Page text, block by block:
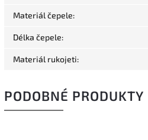
Materiál čepele:
Délka čepele:
Materiál rukojeti:
PODOBNÉ PRODUKTY